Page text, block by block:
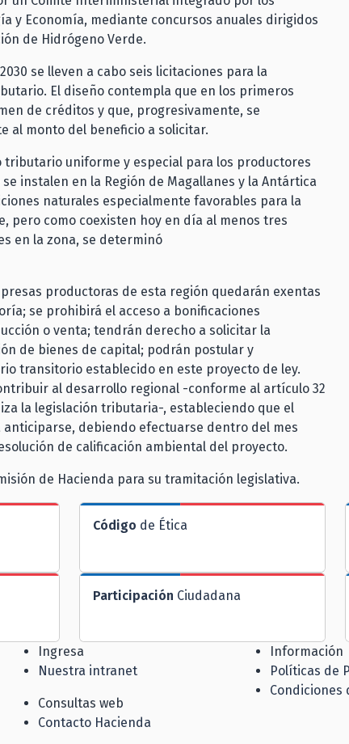
y Economía, mediante concursos anuales dirigidos
de Hidrógeno Verde.
se lleven a cabo seis licitaciones para la
El diseño contempla que en los primeros
de créditos y que, progresivamente, se
al monto del beneficio a solicitar.
tributario uniforme y especial para los productores
instalen en la Región de Magallanes y la Antártica
naturales especialmente favorables para la
pero como coexisten hoy en día al menos tres
en la zona, se determinó
productoras de esta región quedarán exentas
se prohibirá el acceso a bonificaciones
o venta; tendrán derecho a solicitar la
de bienes de capital; podrán postular y
transitorio establecido en este proyecto de ley.
al desarrollo regional -conforme al artículo 32
la legislación tributaria-, estableciendo que el
debiendo efectuarse dentro del mes
de calificación ambiental del proyecto.
de Hacienda para su tramitación legislativa.
Código de Ética
Participación Ciudadana
Ingresa
Nuestra intranet
Consultas web
Contacto Hacienda
Información
Políticas de
Condiciones